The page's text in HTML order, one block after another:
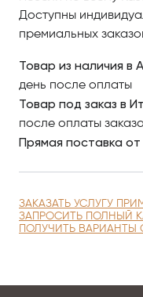
виртуозной
инкрустацией
Богатый текстиль
стёжкой и
блеск гостиному
профессиональная
Barnini Oseo.
Центр Итальянской
Доступны
премиальных
Товар из наличия в
день после оплаты
Товар под заказ в
после оплаты заказа
Прямая поставка
ЗАКАЗАТЬ УСЛУГУ
ЗАПРОСИТЬ ПОЛНЫЙ
ПОЛУЧИТЬ ВАРИАНТЫ